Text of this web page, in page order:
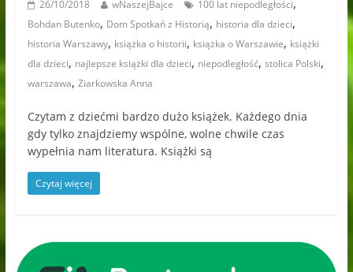
26/10/2018 wNaszejBajce 100 lat niepodległości
Bohdan Butenko, Dom Spotkań z Historią, historia dla dzieci,
historia Warszawy, książka o historii, książka o Warszawie, książki
dla dzieci, najlepsze książki dla dzieci, niepodległość, stolica Polski,
warszawa, Ziarkowska Anna
Czytam z dziećmi bardzo dużo książek. Każdego dnia
gdy tylko znajdziemy wspólne, wolne chwile czas
wypełnia nam literatura. Książki są
Czytaj więcej